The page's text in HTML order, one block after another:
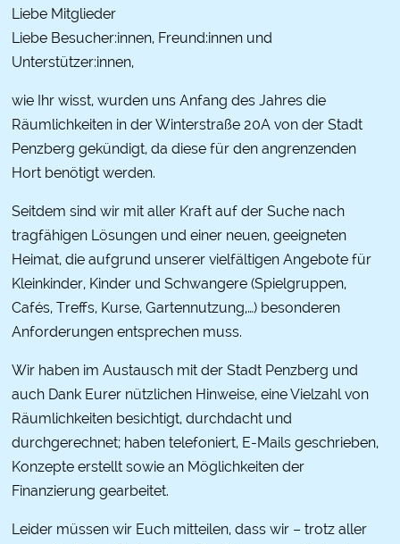
Liebe Mitglieder
Liebe Besucher:innen, Freund:innen und
Unterstützer:innen,
wie Ihr wisst, wurden uns Anfang des Jahres die
Räumlichkeiten in der Winterstraße 20A von der Stadt
Penzberg gekündigt, da diese für den angrenzenden
Hort benötigt werden.
Seitdem sind wir mit aller Kraft auf der Suche nach
tragfähigen Lösungen und einer neuen, geeigneten
Heimat, die aufgrund unserer vielfältigen Angebote für
Kleinkinder, Kinder und Schwangere (Spielgruppen,
Cafés, Treffs, Kurse, Gartennutzung,…) besonderen
Anforderungen entsprechen muss.
Wir haben im Austausch mit der Stadt Penzberg und
auch Dank Eurer nützlichen Hinweise, eine Vielzahl von
Räumlichkeiten besichtigt, durchdacht und
durchgerechnet; haben telefoniert, E-Mails geschrieben,
Konzepte erstellt sowie an Möglichkeiten der
Finanzierung gearbeitet.
Leider müssen wir Euch mitteilen, dass wir – trotz aller